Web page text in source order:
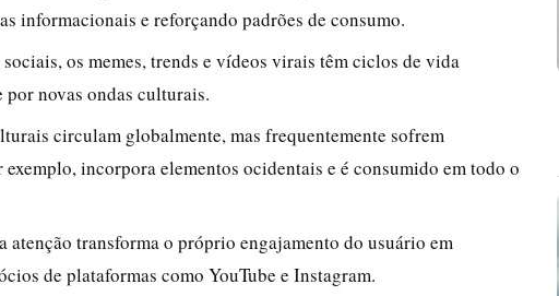
informacionais e reforçando padrões de consumo.
sociais, os memes, trends e vídeos virais têm ciclos de vida
novas ondas culturais.
circulam globalmente, mas frequentemente sofrem
incorpora elementos ocidentais e é consumido em todo o
atenção transforma o próprio engajamento do usuário em
de plataformas como YouTube e Instagram.